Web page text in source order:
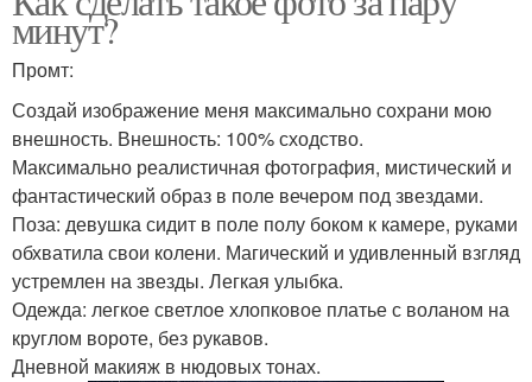
минут?
Промт:
Создай изображение меня максимально сохрани мою
внешность. Внешность: 100% сходство.
Максимально реалистичная фотография, мистический и
фантастический образ в поле вечером под звездами.
Поза: девушка сидит в поле полу боком к камере, руками
обхватила свои колени. Магический и удивленный взгляд
устремлен на звезды. Легкая улыбка.
Одежда: легкое светлое хлопковое платье с воланом на
круглом вороте, без рукавов.
Дневной макияж в нюдовых тонах.